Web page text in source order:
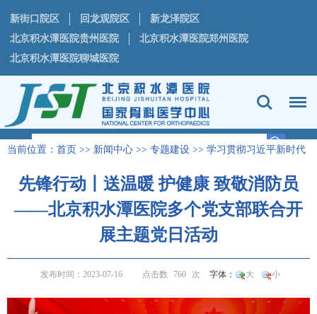
新街口院区 回龙观院区
新龙泽院区
北京积水潭医院贵州医院
北京积水潭医院郑州医院
北京积水潭医院聊城医院
当前位置： 首页 >> 新闻中心 >> 专题建设 >> 学习贯彻习近平新时代
先锋行动丨送温暖 护健康 致敬消防员
——北京积水潭医院多个党支部联合开
展主题党日活动
发布时间：2023-07-16 点击数 760 次 字体： 大 小